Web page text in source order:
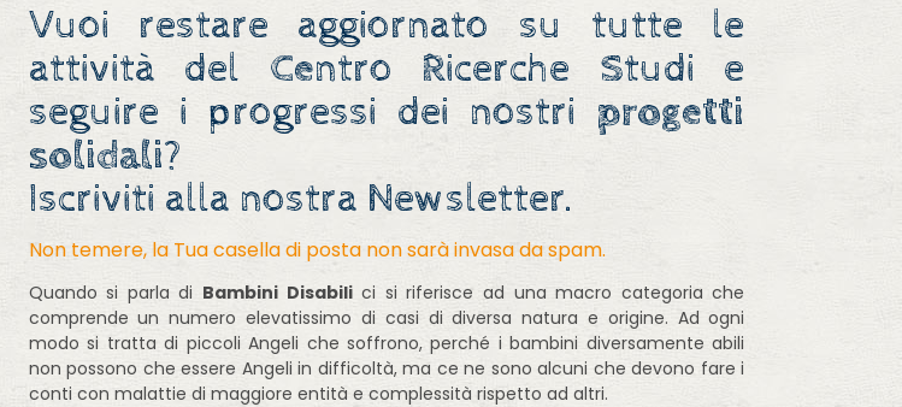
Vuoi restare aggiornato su tutte le
attività del Centro Ricerche Studi e
seguire i progressi dei nostri progetti
solidali?
Iscriviti alla nostra Newsletter.
Non temere, la Tua casella di posta non sarà invasa da spam.
Quando si parla di Bambini Disabilici si riferisce ad una macro categoria che
comprende un numero elevatissimo di casi di diversa natura e origine. Ad ogni
modo si tratta di piccoli Angeli che soffrono, perché i bambini diversamente abili
non possono che essere Angeli in difficoltà, ma ce ne sono alcuni che devono fare i
conti con malattie di maggiore entità e complessità rispetto ad altri.